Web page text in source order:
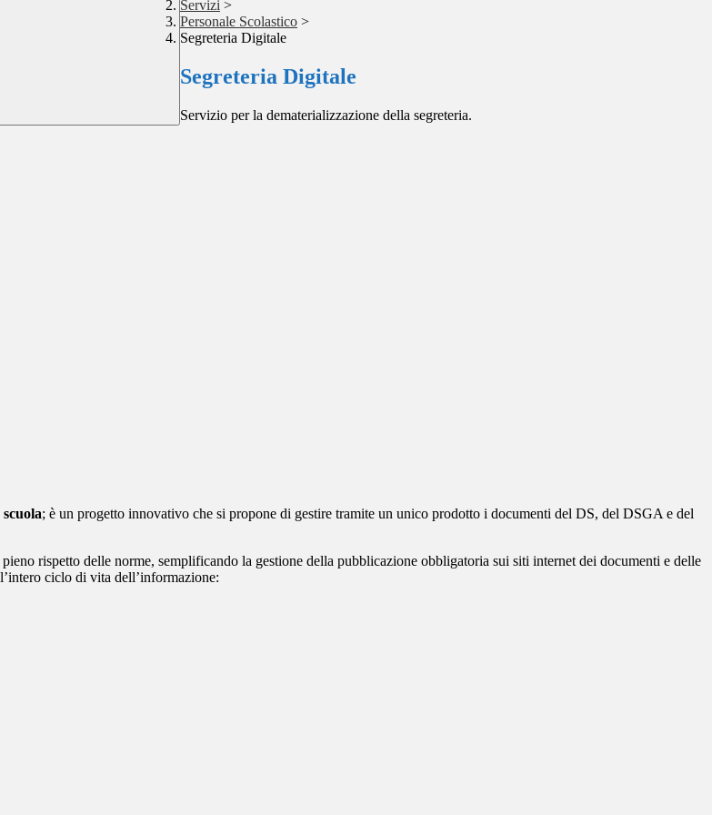
Servizi >
Personale Scolastico >
Segreteria Digitale
Segreteria Digitale
Servizio per la dematerializzazione della segreteria.
; è un progetto innovativo che si propone di gestire tramite un unico prodotto i documenti del DS, del DSGA e del
rispetto delle norme, semplificando la gestione della pubblicazione obbligatoria sui siti internet dei documenti e delle
ciclo di vita dell’informazione: